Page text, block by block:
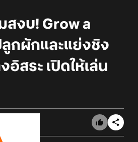
สงบ! Grow a
ลูกผักและแย่งชิง
สระ เปิดให้เล่น